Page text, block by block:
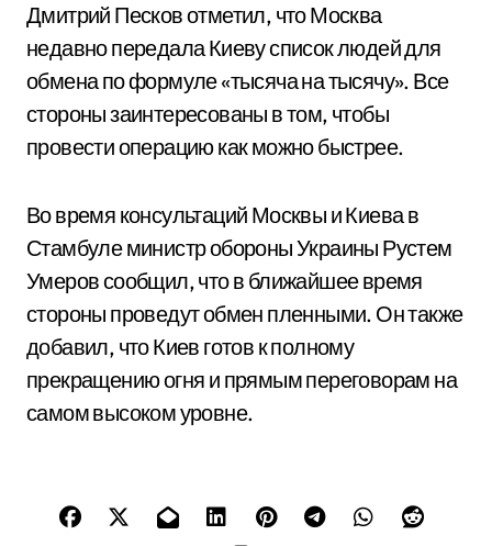
Дмитрий Песков отметил, что Москва
недавно передала Киеву список людей для
обмена по формуле «тысяча на тысячу». Все
стороны заинтересованы в том, чтобы
провести операцию как можно быстрее.
Во время консультаций Москвы и Киева в
Стамбуле министр обороны Украины Рустем
Умеров сообщил, что в ближайшее время
стороны проведут обмен пленными. Он также
добавил, что Киев готов к полному
прекращению огня и прямым переговорам на
самом высоком уровне.